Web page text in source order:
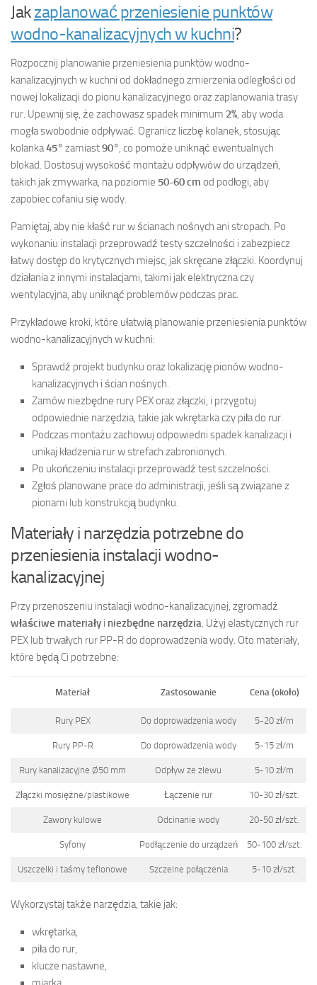
Jakzaplanować przeniesienie punktów
wodno-kanalizacyjnych w kuchni?
Rozpocznij planowanie przeniesienia punktów wodno-
kanalizacyjnych w kuchni od dokładnego zmierzenia odległości od
nowej lokalizacji do pionu kanalizacyjnego oraz zaplanowania trasy
rur. Upewnij się, że zachowasz spadek minimum 2% , aby woda
mogła swobodnie odpływać. Ogranicz liczbę kolanek, stosując
kolanka45° zamiast90° , co pomoże uniknąć ewentualnych
blokad. Dostosuj wysokość montażu odpływów do urządzeń,
takich jak zmywarka, na poziomie 50-60 cm od podłogi, aby
zapobiec cofaniu się wody.
Pamiętaj, aby nie kłaść rur w ścianach nośnych ani stropach. Po
wykonaniu instalacji przeprowadź testy szczelności i zabezpiecz
łatwy dostęp do krytycznych miejsc, jak skręcane złączki. Koordynuj
działania z innymi instalacjami, takimi jak elektryczna czy
wentylacyjna, aby uniknąć problemów podczas prac.
Przykładowe kroki, które ułatwią planowanie przeniesienia punktów
wodno-kanalizacyjnych w kuchni:
Sprawdź projekt budynku oraz lokalizację pionów wodno-
kanalizacyjnych i ścian nośnych.
Zamów niezbędne rury PEX oraz złączki, i przygotuj
odpowiednie narzędzia, takie jak wkrętarka czy piła do rur.
Podczas montażu zachowuj odpowiedni spadek kanalizacji i
unikaj kładzenia rur w strefach zabronionych.
Po ukończeniu instalacji przeprowadź test szczelności.
Zgłoś planowane prace do administracji, jeśli są związane z
pionami lub konstrukcją budynku.
Materiały i narzędzia potrzebne do
przeniesienia instalacji wodno-
kanalizacyjnej
Przy przenoszeniu instalacji wodno-kanalizacyjnej, zgromadź
właściwe materiały i niezbędne narzędzia . Użyj elastycznych rur
PEX lub trwałych rur PP-R do doprowadzenia wody. Oto materiały,
które będą Ci potrzebne:
Materiał Zastosowanie Cena (około)
Rury PEX Do doprowadzenia wody 5-20 zł/m
Rury PP-R Do doprowadzenia wody 5-15 zł/m
Rury kanalizacyjne Ø50 mm Odpływ ze zlewu 5-10 zł/m
Złączki mosiężne/plastikowe Łączenie rur 10-30 zł/szt.
Zawory kulowe Odcinanie wody 20-50 zł/szt.
Syfony Podłączenie do urządzeń 50-100 zł/szt.
Uszczelki i taśmy teflonowe Szczelne połączenia 5-10 zł/szt.
Wykorzystaj także narzędzia, takie jak:
wkrętarka,
piła do rur,
klucze nastawne,